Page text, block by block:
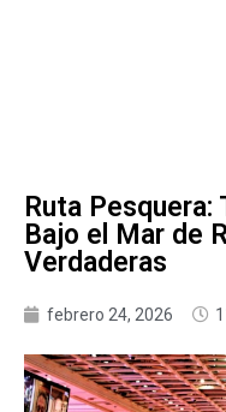
Ruta Pesquera:
Bajo el Mar de
Verdaderas
febrero 24, 2026